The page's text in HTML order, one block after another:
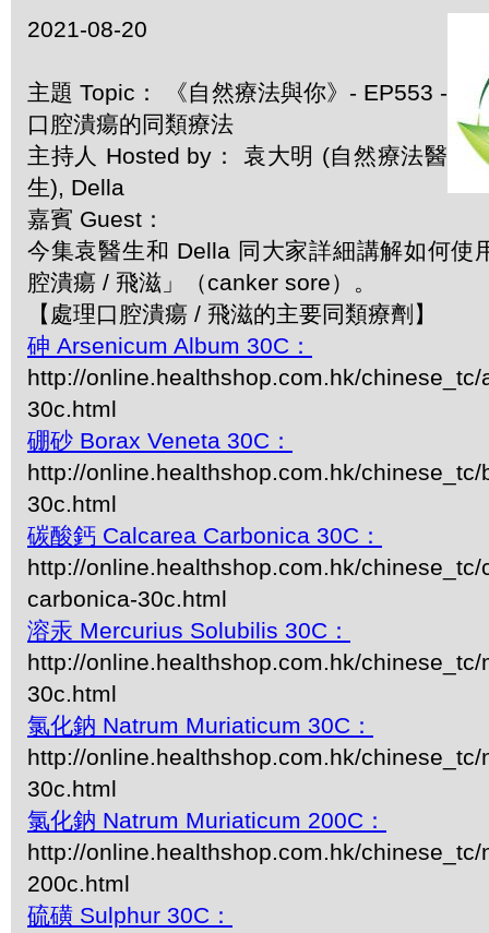
2021-08-20
主題 Topic： 《自然療法與你》- EP553 -
口腔潰瘍的同類療法
主持人 Hosted by： 袁大明 (自然療法醫
生), Della
嘉賓 Guest：
今集袁醫生和 Della 同大家詳細講解如何使
腔潰瘍 / 飛滋」（canker sore）。
【處理口腔潰瘍 / 飛滋的主要同類療劑】
砷 Arsenicum Album 30C：
http://online.healthshop.com.hk/
30c.html
硼砂 Borax Veneta 30C：
http://online.healthshop.com.hk/chinese_tc/
30c.html
碳酸鈣 Calcarea Carbonica 30C：
http://online.healthshop.com.hk/chinese_tc/
carbonica-30c.html
溶汞 Mercurius Solubilis 30C：
http://online.healthshop.com.hk/
30c.html
氯化鈉 Natrum Muriaticum 30C：
http://online.healthshop.com.hk/
30c.html
氯化鈉 Natrum Muriaticum 200C：
http://online.healthshop.com.hk/
200c.html
硫磺 Sulphur 30C：